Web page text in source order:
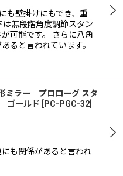
も壁掛けにもでき、重
は無段階角度調節スタン
可能です。 さらに八角
ると言われています。
ミラー プロローグ スタ
ゴールド
PC-PGC-32
も関係があると言われ